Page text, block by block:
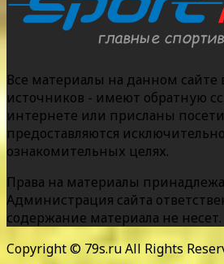
Все материалы на данном сайте
источников - имеют обратную
интернете или присланы
предоставляются
ознакомительных целях.
Права на материалы
Администрация сайта
содержание материала не несет.
Copyright © 79s.ru All Rights